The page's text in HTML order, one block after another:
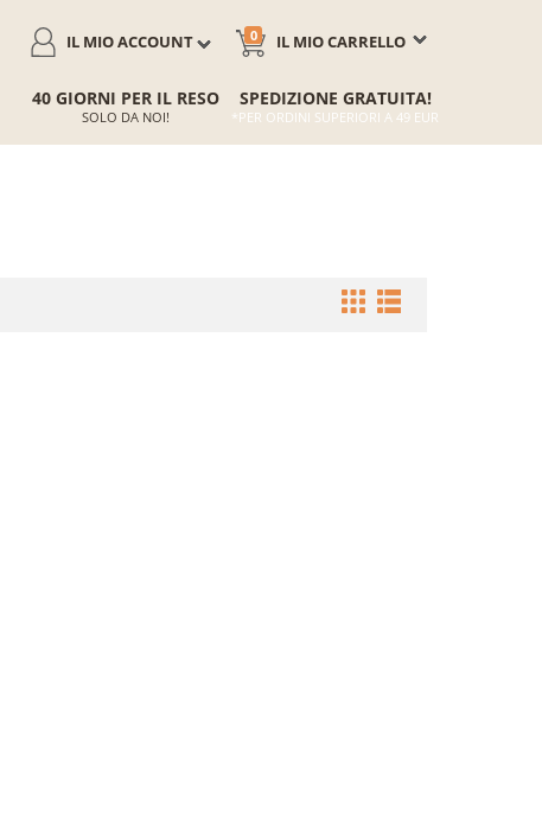
IL MIO CARRELLO
0
IL MIO ACCOUNT
40 GIORNI PER IL RESO
SOLO DA NOI!
SPEDIZIONE GRATUITA!
*PER ORDINI SUPERIORI A 49 EUR